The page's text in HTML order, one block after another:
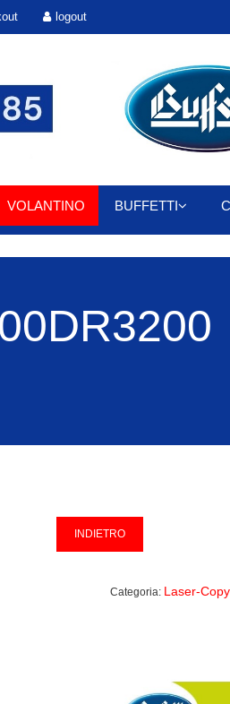
logout
VOLANTINO BUFFETTI
Categoria: Laser-Copy